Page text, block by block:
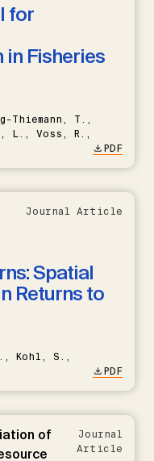
for
Fisheries
Thiemann, T.,
L., Voss, R.,
PDF
Journal Article
Spatial
Returns to
Kohl, S.,
PDF
of
Journal
Article